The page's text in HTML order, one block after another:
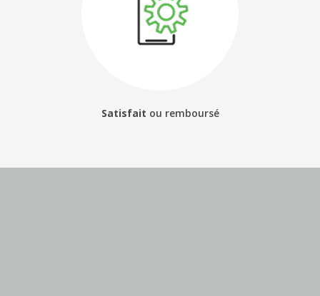
Satisfait ou remboursé